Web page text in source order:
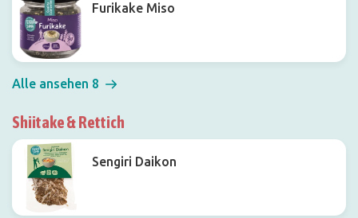
Furikake Miso
Alle ansehen 8
Shiitake & Rettich
Sengiri Daikon